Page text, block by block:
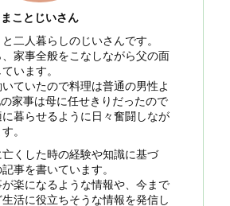
まことじいさん
二人暮らしのじいさんです。
家事全般をこなしながら父の面
います。
ていたので料理は普通の男性よ
家事は母に任せきりだったので
暮らせるように日々奮闘しなが
。
くした時の経験や知識に基づ
事を書いています。
楽になるような情報や、今まで
活に役立ちそうな情報を発信し